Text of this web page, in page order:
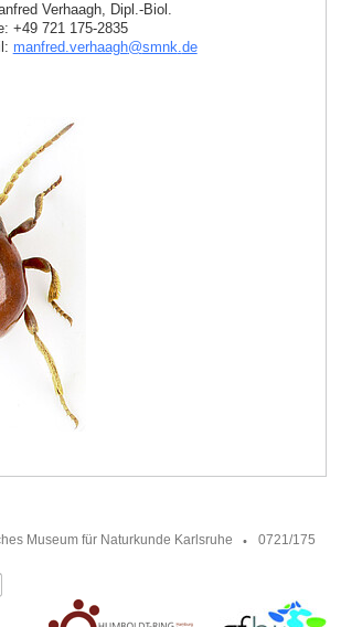
Verhaagh, Dipl.-Biol.
+49 721 175-2835
manfred.verhaagh@smnk.de
Museum für Naturkunde Karlsruhe
0721/175